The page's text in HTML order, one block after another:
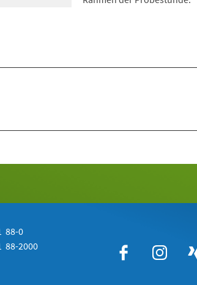
88-0
88-2000